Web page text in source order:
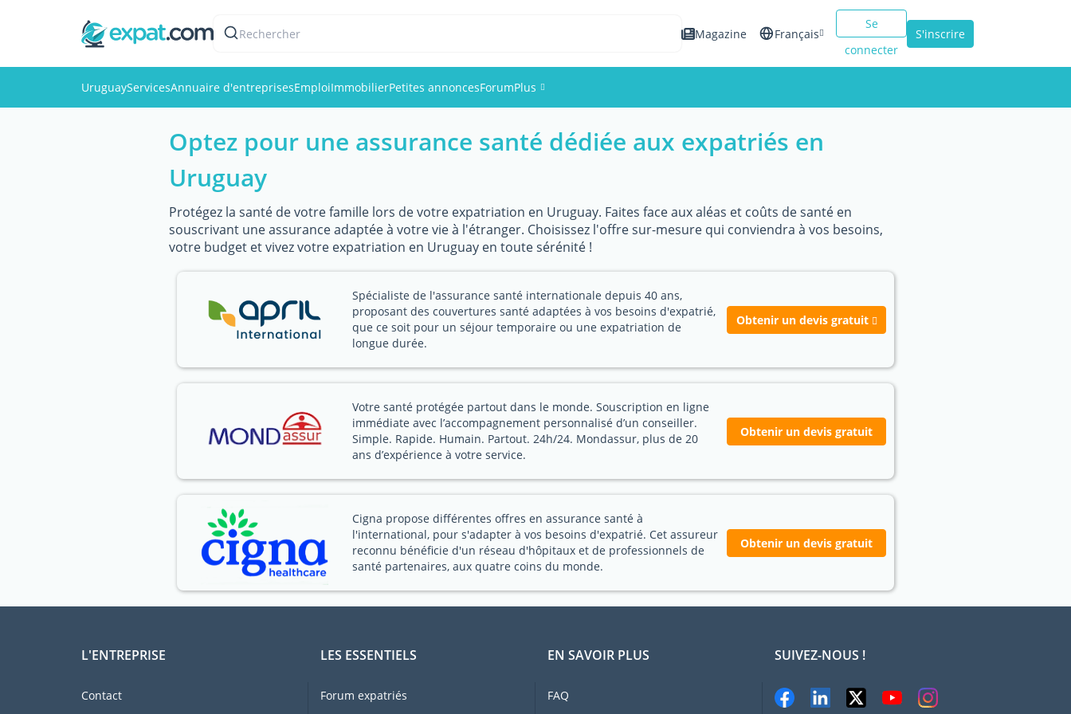
Rechercher Magazine Français
Italiano
Se
connecter
S'inscrire
UruguayServicesAnnuaire d'entreprisesEmploiImmobilierPetites annoncesForumPlus
Événements
Photos
Optez pour une assurance santé dédiée aux expatriés en
Uruguay
Protégez la santé de votre famille lors de votre expatriation en Uruguay. Faites face aux aléas et coûts de santé en
souscrivant une assurance adaptée à votre vie à l'étranger. Choisissez l'offre sur-mesure qui conviendra à vos besoins,
votre budget et vivez votre expatriation en Uruguay en toute sérénité !
Spécialiste de l'assurance santé internationale depuis 40 ans,
proposant des couvertures santé adaptées à vos besoins d'expatrié,
que ce soit pour un séjour temporaire ou une expatriation de
longue durée.
Obtenir un devis gratuit
Votre santé protégée partout dans le monde. Souscription en ligne
immédiate avec l’accompagnement personnalisé d’un conseiller.
Simple. Rapide. Humain. Partout. 24h/24. Mondassur, plus de 20
ans d’expérience à votre service.
Obtenir un devis gratuit
Cigna propose différentes offres en assurance santé à
l'international, pour s'adapter à vos besoins d'expatrié. Cet assureur
reconnu bénéficie d'un réseau d'hôpitaux et de professionnels de
santé partenaires, aux quatre coins du monde.
Obtenir un devis gratuit
L'ENTREPRISE
Contact
LES ESSENTIELS
Forum expatriés
EN SAVOIR PLUS
FAQ
SUIVEZ-NOUS !